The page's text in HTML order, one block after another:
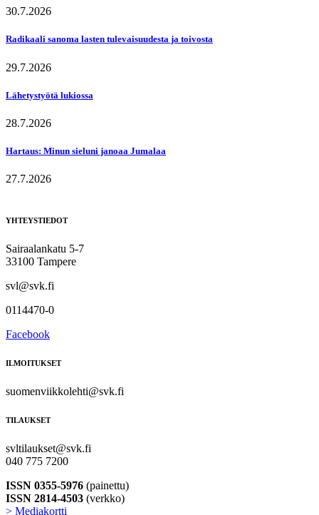
30.7.2026
Radikaali sanoma lasten tulevaisuudesta ja toivosta
29.7.2026
Lähetystyötä lukiossa
28.7.2026
Hartaus: Minun sieluni janoaa Jumalaa
27.7.2026
YHTEYSTIEDOT
Sairaalankatu 5-7
33100 Tampere
svl@svk.fi
0114470-0
Facebook
ILMOITUKSET
suomenviikkolehti@svk.fi
TILAUKSET
svltilaukset@svk.fi
040 775 7200
ISSN 0355-5976 (painettu)
ISSN 2814-4503 (verkko)
> Mediakortti